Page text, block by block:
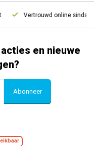
Vertrouwd online sinds
en nieuwe
Abonneer